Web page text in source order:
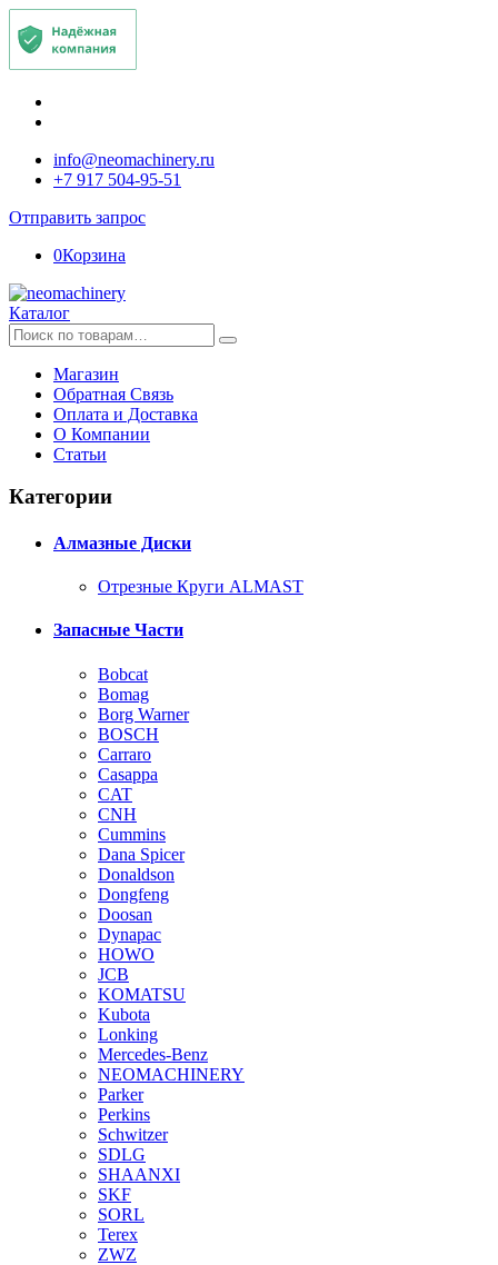
info@neomachinery.ru
+7 917 504-95-51
Отправить запрос
0Корзина
Каталог
Искать:
Магазин
Обратная Связь
Оплата и Доставка
О Компании
Статьи
Категории
Алмазные Диски
Отрезные Круги ALMAST
Запасные Части
Bobcat
Bomag
Borg Warner
BOSCH
Carraro
Casappa
CAT
CNH
Cummins
Dana Spicer
Donaldson
Dongfeng
Doosan
Dynapac
HOWO
JCB
KOMATSU
Kubota
Lonking
Mercedes-Benz
NEOMACHINERY
Parker
Perkins
Schwitzer
SDLG
SHAANXI
SKF
SORL
Terex
ZWZ